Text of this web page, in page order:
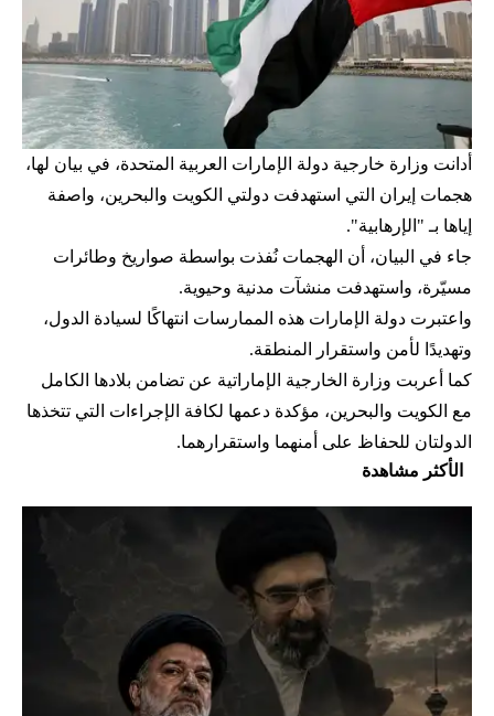
أدانت وزارة خارجية دولة الإمارات العربية المتحدة، في بيان لها،
هجمات إيران التي استهدفت دولتي الكويت والبحرين، واصفة
إياها بـ "الإرهابية".
جاء في البيان، أن الهجمات نُفذت بواسطة صواريخ وطائرات
مسيّرة، واستهدفت منشآت مدنية وحيوية.
واعتبرت دولة الإمارات هذه الممارسات انتهاكًا لسيادة الدول،
وتهديدًا لأمن واستقرار المنطقة.
كما أعربت وزارة الخارجية الإماراتية عن تضامن بلادها الكامل
مع الكويت والبحرين، مؤكدة دعمها لكافة الإجراءات التي تتخذها
الدولتان للحفاظ على أمنهما واستقرارهما.
الأكثر مشاهدة